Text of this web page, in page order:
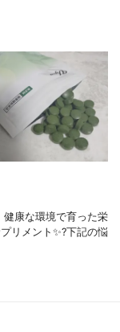
健康な環境で育った栄
リメント✨?下記の悩